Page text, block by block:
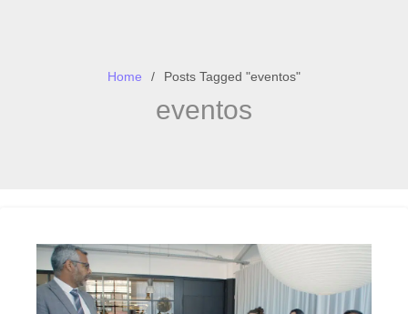
Home Posts Tagged "eventos"
eventos